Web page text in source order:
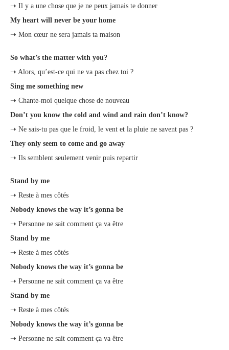
➝ Il y a une chose que je ne peux jamais te donner
My heart will never be your home
➝ Mon cœur ne sera jamais ta maison
So what’s the matter with you?
➝ Alors, qu’est-ce qui ne va pas chez toi ?
Sing me something new
➝ Chante-moi quelque chose de nouveau
Don’t you know the cold and wind and rain don’t know?
➝ Ne sais-tu pas que le froid, le vent et la pluie ne savent pas ?
They only seem to come and go away
➝ Ils semblent seulement venir puis repartir
Stand by me
➝ Reste à mes côtés
Nobody knows the way it’s gonna be
➝ Personne ne sait comment ça va être
Stand by me
➝ Reste à mes côtés
Nobody knows the way it’s gonna be
➝ Personne ne sait comment ça va être
Stand by me
➝ Reste à mes côtés
Nobody knows the way it’s gonna be
➝ Personne ne sait comment ça va être